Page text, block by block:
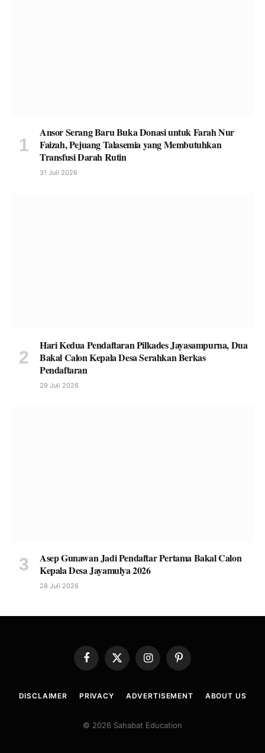
Ansor Serang Baru Buka Donasi untuk Farah Nur
Faizah, Pejuang Talasemia yang Membutuhkan
Transfusi Darah Rutin
31 Juli 2026
Hari Kedua Pendaftaran Pilkades Jayasampurna, Dua
Bakal Calon Kepala Desa Serahkan Berkas
Pendaftaran
29 Juli 2026
Asep Gunawan Jadi Pendaftar Pertama Bakal Calon
Kepala Desa Jayamulya 2026
28 Juli 2026
Facebook
X
(Twitter)
InstagramPinterest
DISCLAIMER PRIVACY ADVERTISEMENT ABOUT US
© 2026 Sahabat Education